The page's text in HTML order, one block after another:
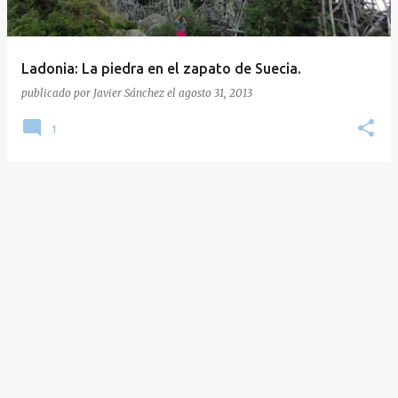
d
Ladonia: La piedra en el zapato de Suecia.
publicado por Javier Sánchez el agosto 31, 2013
1